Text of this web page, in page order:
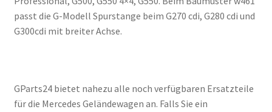
passt die G-Modell Spurstange beim G270 cdi, G280 cdi und
G300cdi mit breiter Achse.
GParts24 bietet nahezu alle noch verfügbaren Ersatzteile
für die Mercedes Geländewagen an. Falls Sie ein